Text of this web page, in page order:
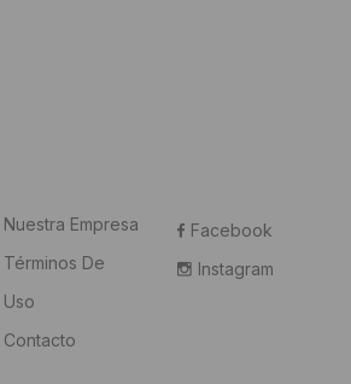
Nuestra Empresa
Términos De
Uso
Contacto
Facebook
Instagram